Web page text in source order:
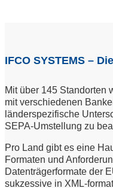
IFCO SYSTEMS –
Mit über 145 Standorten
mit verschiedenen
länderspezifische
SEPA-Umstellung zu
Pro Land gibt es eine
Formaten und
Datenträgerformate der
sukzessive in XML-